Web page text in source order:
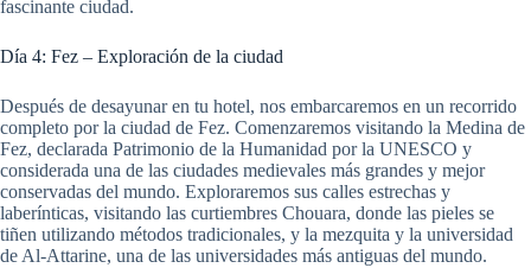
fascinante ciudad.
Día 4: Fez – Exploración de la ciudad
Después de desayunar en tu hotel, nos embarcaremos en un recorrido
completo por la ciudad de Fez. Comenzaremos visitando la Medina de
Fez, declarada Patrimonio de la Humanidad por la UNESCO y
considerada una de las ciudades medievales más grandes y mejor
conservadas del mundo. Exploraremos sus calles estrechas y
laberínticas, visitando las curtiembres Chouara, donde las pieles se
tiñen utilizando métodos tradicionales, y la mezquita y la universidad
de Al-Attarine, una de las universidades más antiguas del mundo.